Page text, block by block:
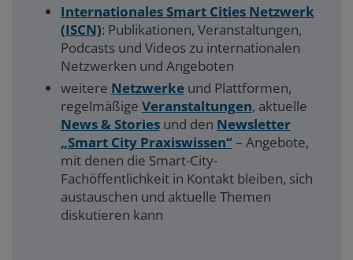
Internationales Smart Cities Netzwerk
(ISCN): Publikationen, Veranstaltungen,
Podcasts und Videos zu internationalen
Netzwerken und Angeboten
weitere Netzwerkeund Plattformen,
regelmäßige Veranstaltungen, aktuelle
News & Storiesund den Newsletter
„Smart City Praxiswissen“– Angebote,
mit denen die Smart-City-
Fachöffentlichkeit in Kontakt bleiben, sich
austauschen und aktuelle Themen
diskutieren kann